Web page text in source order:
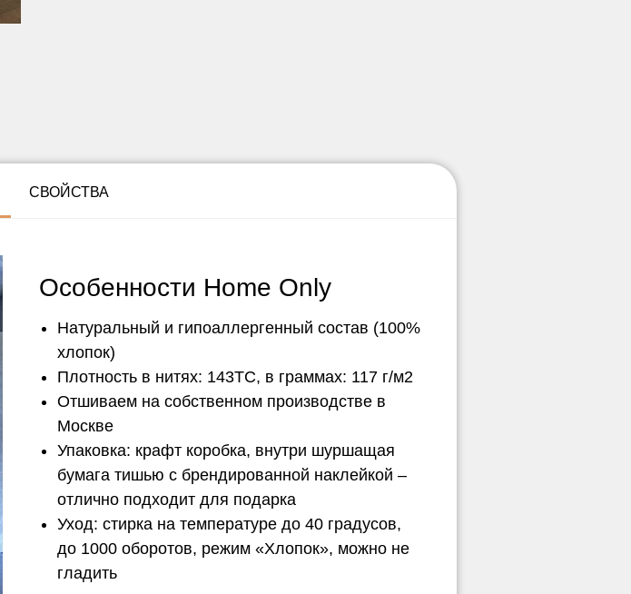
СВОЙСТВА
Особенности Home Only
Натуральный и гипоаллергенный состав (100%
хлопок)
Плотность в нитях: 143ТС, в граммах: 117 г/м2
Отшиваем на собственном производстве в
Москве
Упаковка: крафт коробка, внутри шуршащая
бумага тишью с брендированной наклейкой –
отлично подходит для подарка
Уход: стирка на температуре до 40 градусов,
до 1000 оборотов, режим «Хлопок», можно не
гладить